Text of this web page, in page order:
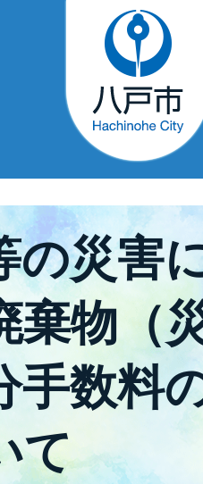
の災害
棄物（
手数料
て